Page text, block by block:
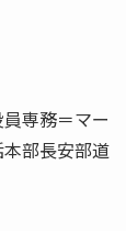
専務＝マー
部長安部道